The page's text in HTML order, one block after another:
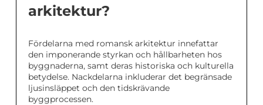
arkitektur?
Fördelarna med romansk arkitektur innefattar
den imponerande styrkan och hållbarheten hos
byggnaderna, samt deras historiska och kulturella
betydelse. Nackdelarna inkluderar det begränsade
ljusinsläppet och den tidskrävande
byggprocessen.